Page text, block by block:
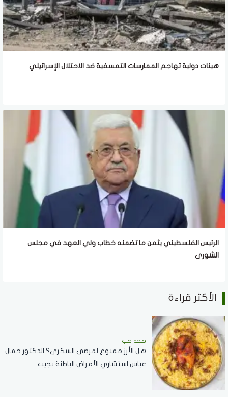
هيئات دولية تهاجم الممارسات التعسفية ضد الاحتلال الإسرائيلي
الرئيس الفلسطيني يثمن ما تضمنه خطاب ولي العهد في مجلس
الشورى
الأكثر قراءة
صحة طب
هل الأرز ممنوع لمرضى السكري؟ الدكتور جمال
عباس استشاري الأمراض الباطنة يجيب